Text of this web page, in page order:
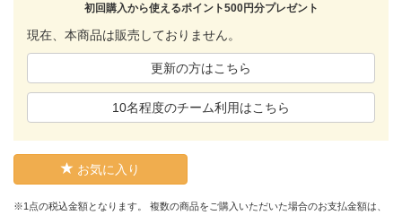
初回購入から使えるポイント500円分プレゼント
現在、本商品は販売しておりません。
更新の方はこちら
10名程度のチーム利用はこちら
お気に入り
※1点の税込金額となります。 複数の商品をご購入いただいた場合のお支払金額は、